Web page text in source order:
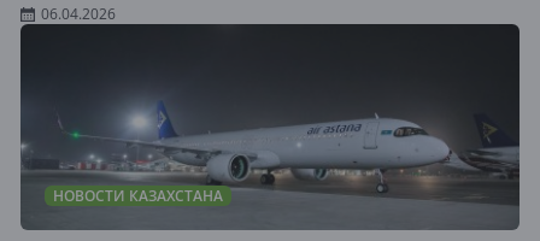
06.04.2026
НОВОСТИ КАЗАХСТАНА